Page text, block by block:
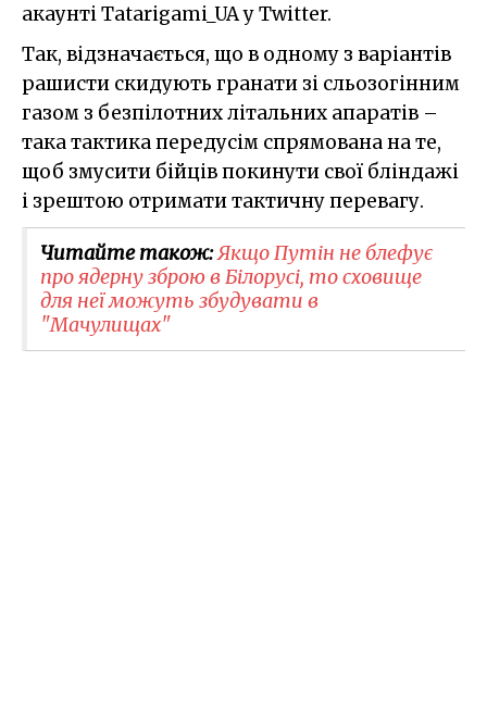
акаунті Tatarigami_UA у Twitter.
Так, відзначається, що в одному з варіантів
рашисти скидують гранати зі сльозогінним
газом з безпілотних літальних апаратів –
така тактика передусім спрямована на те,
щоб змусити бійців покинути свої бліндажі
і зрештою отримати тактичну перевагу.
Читайте також:Якщо Путін не блефує
про ядерну зброю в Білорусі, то сховище
для неї можуть збудувати в
"Мачулищах"